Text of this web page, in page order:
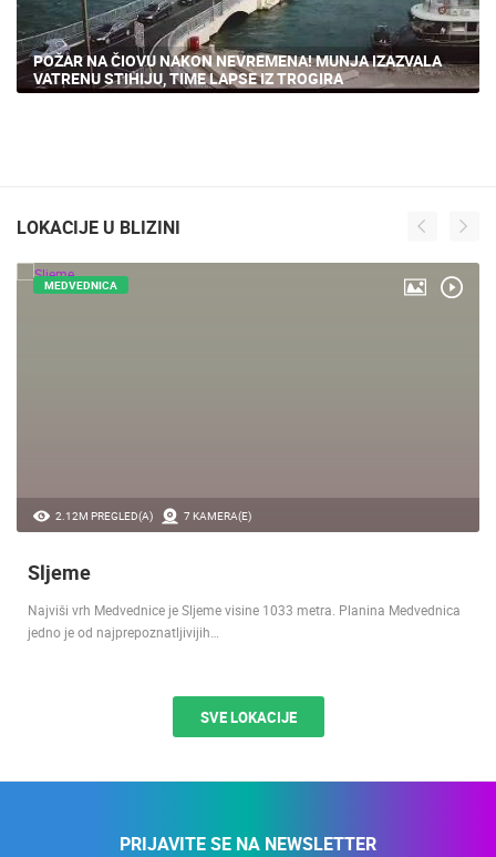
POŽAR NA ČIOVU NAKON NEVREMENA! MUNJA IZAZVALA
VATRENU STIHIJU, TIME LAPSE IZ TROGIRA
LOKACIJE U BLIZINI
2.12M PREGLED(A) 7 KAMERA(E)
MEDVEDNICA
Sljeme
Najviši vrh Medvednice je Sljeme visine 1033 metra. Planina Medvednica
jedno je od najprepoznatljivijih…
SVE LOKACIJE
PRIJAVITE SE NA NEWSLETTER